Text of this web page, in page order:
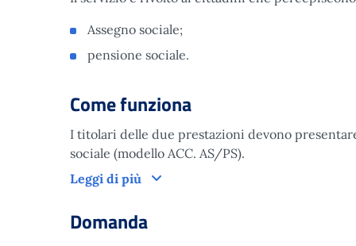
Assegno sociale;
pensione sociale.
Come funziona
I titolari delle due prestazioni devono
sociale (modello ACC. AS/PS).
Leggi di più
Come funziona
Domanda